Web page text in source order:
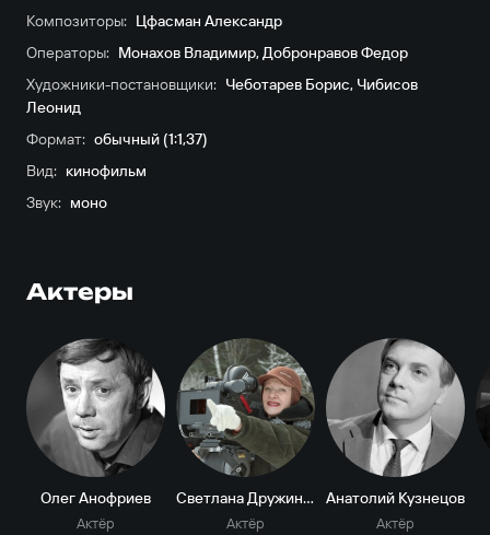
Композиторы: Цфасман Александр
Операторы: Монахов Владимир,Добронравов Федор
Художники-постановщики: Чеботарев Борис, Чибисов
Леонид
Формат: обычный (1:1,37)
Вид: кинофильм
Звук: моно
Актеры
Олег Анофриев
Актёр
Светлана Дружинина
Актёр
Анатолий Кузнецов
Актёр